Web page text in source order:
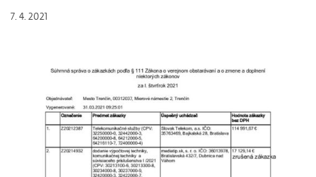
7. 4. 2021